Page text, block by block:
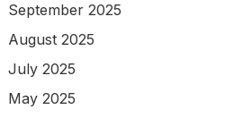
September 2025
August 2025
July 2025
May 2025